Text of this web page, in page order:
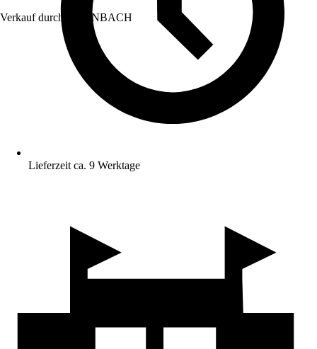
Verkauf durch: HORNBACH
Lieferzeit ca. 9 Werktage